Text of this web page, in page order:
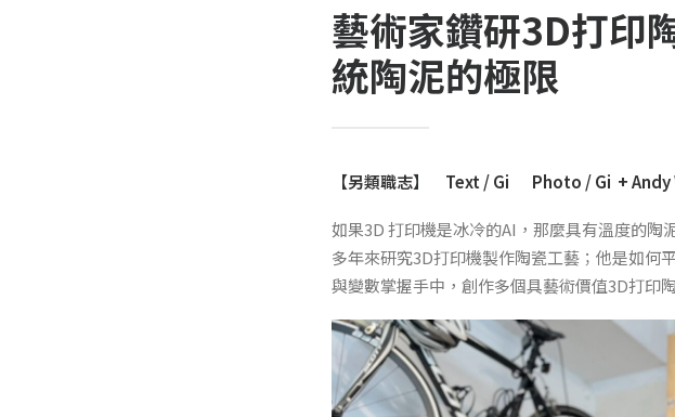
藝術家鑽研3D打印
統陶泥的極限
【另類職志】 Text / Gi Photo / Gi + Andy
如果3D 打印機是冰冷的AI，那麼具有溫度的陶
多年來研究3D打印機製作陶瓷工藝；他是如何
與變數掌握手中，創作多個具藝術價值3D打印